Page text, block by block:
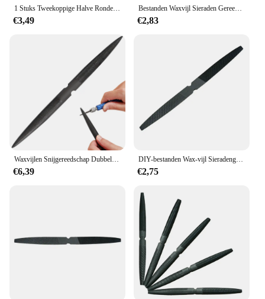
1 Stuks Tweekoppige Halve Ronde Vijlen Professionele Puntige Platte Vijlen Grove Tand Sieraden Was Vormgeven Bestanden Handsnijgereedschap
€3,49
Bestanden Waxvijl Sieraden Gereedschap Zwart Inch Medium Kunststoffen Staal Wax Modellen Houtsnijwerk Dubbelzijdig Halfrond Mm
€2,83
Waxvijlen Snijgereedschap Dubbelzijdig draagbaar sterkt staal voor het gieten van sieraden
€6,39
DIY-bestanden Wax-vijl Sieradengereedschap Zwart Medium pc Kunststoffen Staalwasmodellen Carving Grof DIY-vijlen Halfrond
€2,75